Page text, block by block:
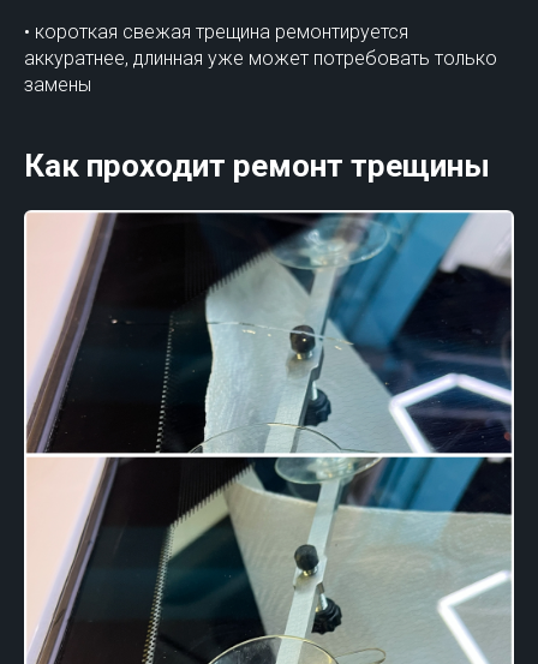
• короткая свежая трещина ремонтируется
аккуратнее, длинная уже может потребовать только
замены
Как проходит ремонт трещины